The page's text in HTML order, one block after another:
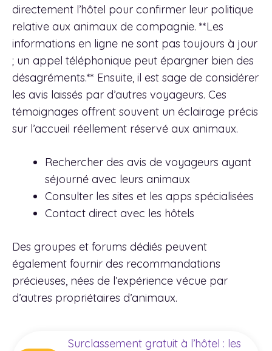
directement l’hôtel pour confirmer leur politique
relative aux animaux de compagnie. **Les
informations en ligne ne sont pas toujours à jour
; un appel téléphonique peut épargner bien des
désagréments.** Ensuite, il est sage de considérer
les avis laissés par d’autres voyageurs. Ces
témoignages offrent souvent un éclairage précis
sur l’accueil réellement réservé aux animaux.
Rechercher des avis de voyageurs ayant
séjourné avec leurs animaux
Consulter les sites et les apps spécialisées
Contact direct avec les hôtels
Des groupes et forums dédiés peuvent
également fournir des recommandations
précieuses, nées de l’expérience vécue par
d’autres propriétaires d’animaux.
Surclassement gratuit à l’hôtel : les